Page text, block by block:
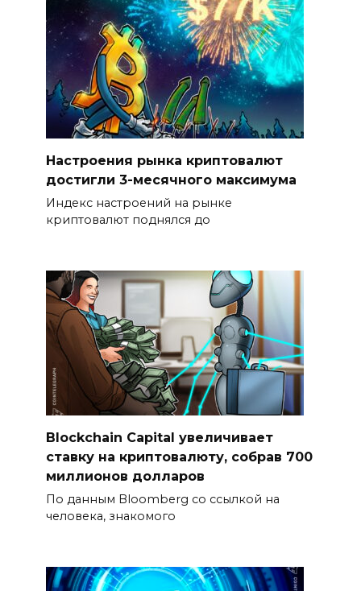
Настроения рынка криптовалют
достигли 3-месячного максимума
Индекс настроений на рынке
криптовалют поднялся до
Blockchain Capital увеличивает
ставку на криптовалюту, собрав 700
миллионов долларов
По данным Bloomberg со ссылкой на
человека, знакомого